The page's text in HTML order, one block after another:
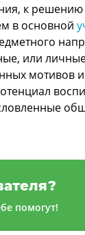
к
в основной
или
мотивов
помогут!